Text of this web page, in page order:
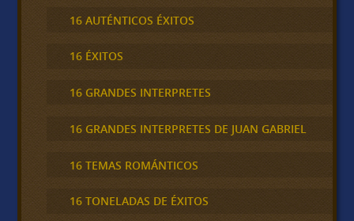
16 AUTÉNTICOS ÉXITOS
16 ÉXITOS
16 GRANDES INTERPRETES
16 GRANDES INTERPRETES DE JUAN GABRIEL
16 TEMAS ROMÁNTICOS
16 TONELADAS DE ÉXITOS